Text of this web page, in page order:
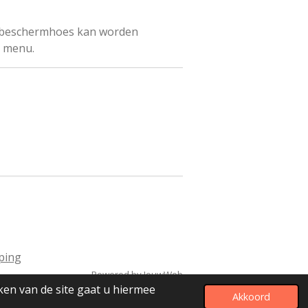
van de site gaat u hiermee
Akkoord
kan worden
Powered byJouwWeb